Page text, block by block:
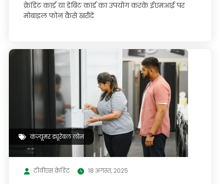
क्रेडिट कार्ड या डेबिट कार्ड का उपयोग करके ईएमआई पर
मोबाइल फोन कैसे खरीदें
कंज़्यूमर ड्यूरेबल लोन
टीवीएस क्रेडिट 18 अगस्त, 2025